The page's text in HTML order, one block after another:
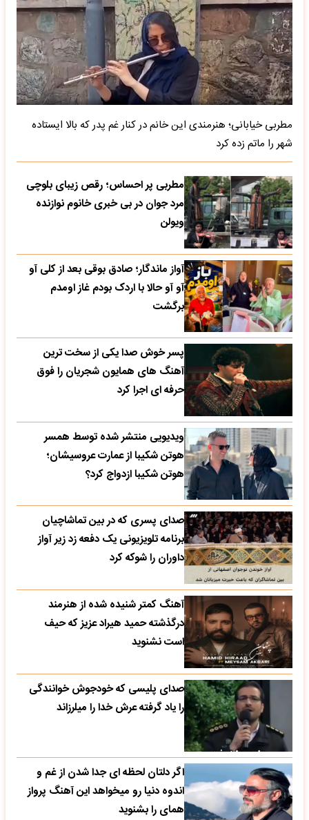
مطربی خیابانی؛ هنرمندی این خانم در کنار غم پدر که بالا ایستاده
شهر را ماتم زده کرد
مطربی پر احساس؛ رقص زیبای بلوچی
مرد جوان در بی خبری خانوم نوازنده
ویولن
آواز ماندگار؛ صادق بوقی بعد از کلی آو
آو آو حالا با اردک بودم غاز اومدم
برگشت
پسر خوش صدا یکی از سخت ترین
آهنگ های همایون شجریان را فوق
حرفه ای اجرا کرد
ویدیویی منتشر شده توسط همسر
هوتن شکیبا از عمارت عروسیشان؛
هوتن شکیبا ازدواج کرد؟
صدای پسری که در بین تماشاچیان
برنامه تلویزیونی یک دفعه زد زیر آواز
داوران را شوکه کرد
آهنگ کمتر شنیده شده از هنرمند
درگذشته حمید هیراد عزیز که حیف
است نشنوید
صدای پلیسی که خودجوش خوانندگی
را یاد گرفته عرش خدا را میلرزاند
اگر دلتان لحظه ای جدا شدن از غم و
اندوه دنیا رو میخواهد این آهنگ پرواز
همای را بشنوید